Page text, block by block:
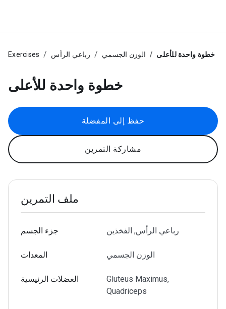
Exercises رباعي الرأس الوزن الجسمي خطوة واحدة للأعلى
خطوة واحدة للأعلى
حفظ إلى المفضلة
مشاركة التمرين
ملف التمرين
جزء الجسم رباعي الرأس, الفخذين
المعدات الوزن الجسمي
العضلات الرئيسية
Gluteus Maximus,
Quadriceps